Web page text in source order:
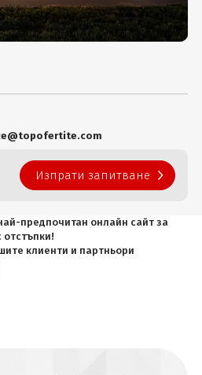
Изпрати запитване
предпочитан онлайн сайт за
отстъпки!
клиенти и партньори